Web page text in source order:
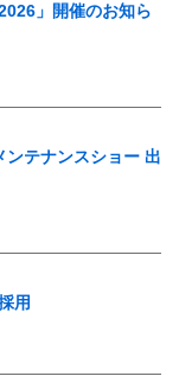
」開催のお知ら
ンテナンスショー 出
用